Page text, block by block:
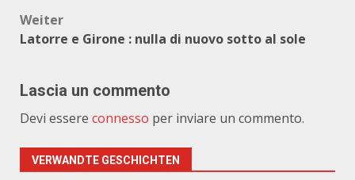
Weiter
Latorre e Girone : nulla di nuovo sotto al sole
Lascia un commento
Devi essere connesso per inviare un commento.
VERWANDTE GESCHICHTEN